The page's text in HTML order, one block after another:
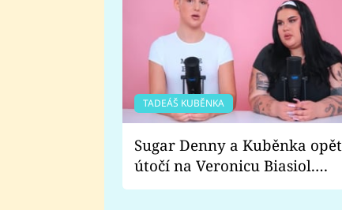
TADEÁŠ KUBĚNKA
Sugar Denny a Kuběnka opět
útočí na Veronicu Biasiol.
Proč je podle nich falešná a